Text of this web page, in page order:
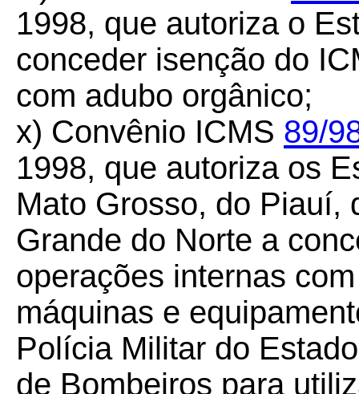
1998, que autoriza o
conceder isenção do
com adubo orgânico;
x) Convênio ICMS 89/
1998, que autoriza os
Mato Grosso, do Piauí,
Grande do Norte a
operações internas
máquinas e
Polícia Militar do
de Bombeiros para